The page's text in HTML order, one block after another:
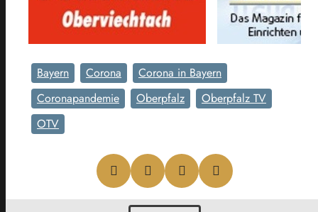
Bayern Corona
Corona in Bayern
Coronapandemie
Oberpfalz
Oberpfalz TV
OTV